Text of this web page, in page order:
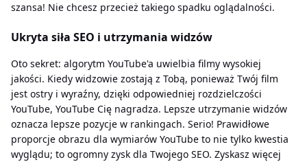
szansa! Nie chcesz przecież takiego spadku oglądalności.
Ukryta siła SEO i utrzymania widzów
Oto sekret: algorytm YouTube'a uwielbia filmy wysokiej
jakości. Kiedy widzowie zostają z Tobą, ponieważ Twój film
jest ostry i wyraźny, dzięki odpowiedniej rozdzielczości
YouTube, YouTube Cię nagradza. Lepsze utrzymanie widzów
oznacza lepsze pozycje w rankingach. Serio! Prawidłowe
proporcje obrazu dla wymiarów YouTube to nie tylko kwestia
wyglądu; to ogromny zysk dla Twojego SEO. Zyskasz więcej